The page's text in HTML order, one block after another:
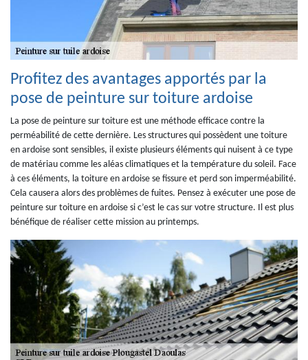
Profitez des avantages apportés par la
pose de peinture sur toiture ardoise
La pose de peinture sur toiture est une méthode efficace contre la
perméabilité de cette dernière. Les structures qui possèdent une toiture
en ardoise sont sensibles, il existe plusieurs éléments qui nuisent à ce type
de matériau comme les aléas climatiques et la température du soleil. Face
à ces éléments, la toiture en ardoise se fissure et perd son imperméabilité.
Cela causera alors des problèmes de fuites. Pensez à exécuter une pose de
peinture sur toiture en ardoise si c’est le cas sur votre structure. Il est plus
bénéfique de réaliser cette mission au printemps.